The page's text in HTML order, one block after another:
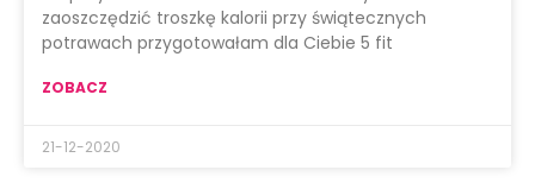
zaoszczędzić troszkę kalorii przy świątecznych
potrawach przygotowałam dla Ciebie 5 fit
ZOBACZ
21-12-2020